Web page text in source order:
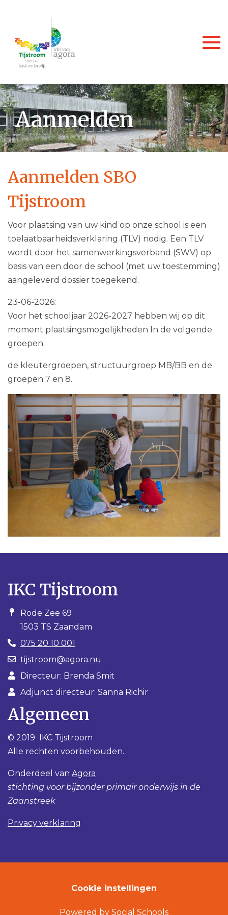
Aanmelden
Aanmelden SBO
Tijstroom
Voor plaatsing van uw kind op onze school is een
toelaatbaarheidsverklaring (TLV) nodig. Een TLV
wordt door het samenwerkingsverband (SWV) op
basis van een door de school (met uw toestemming)
aangeleverd dossier toegekend.
23-06-2026:
Voor het schooljaar 2026-2027 hebben wij op dit
moment plaatsingsmogelijkheden In de volgende
groepen:
de kleutergroepen, structuurgroep MB/BB en de
groepen 7 en 8.
IKC Tijstroom
Rode Zee 69
1503 TS Zaandam
075 20 10 001
tijstroom@agora.nu
Directeur: Brenda Smit
Adjunct directeur: Sanna Richir
Algemeen
© 2019 IKC Tijstroom
Alle rechten voorbehouden.
Onderdeel van Agora
stichting voor bijzonder primair onderwijs in de
Zaanstreek
Privacy verklaring
Cookie instellingen
Powered by Social Schools